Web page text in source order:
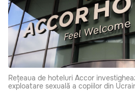
Rețeaua de hoteluri Accor
exploatare sexuală a copiilor din